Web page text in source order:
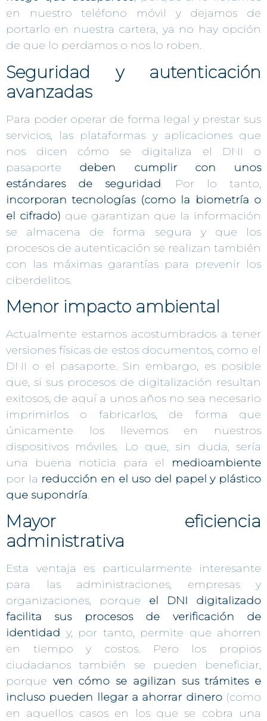
en nuestro teléfono móvil y dejamos de
portarlo en nuestra cartera, ya no hay opción
de que lo perdamos o nos lo roben.
Seguridad y autenticación
avanzadas
Para poder operar de forma legal y prestar sus
servicios, las plataformas y aplicaciones que
nos dicen cómo se digitaliza el DNI o
pasaporte deben cumplir con unos
estándares de seguridad. Por lo tanto,
incorporan tecnologías (como la biometría o
el cifrado) que garantizan que la información
se almacena de forma segura y que los
procesos de autenticación se realizan también
con las máximas garantías para prevenir los
ciberdelitos.
Menor impacto ambiental
Actualmente estamos acostumbrados a tener
versiones físicas de estos documentos, como el
DNI o el pasaporte. Sin embargo, es posible
que, si sus procesos de digitalización resultan
exitosos, de aquí a unos años no sea necesario
imprimirlos o fabricarlos, de forma que
únicamente los llevemos en nuestros
dispositivos móviles. Lo que, sin duda, sería
una buena noticia para el medioambiente
por la reducción en el uso del papel y plástico
que supondría.
Mayor eficiencia
administrativa
Esta ventaja es particularmente interesante
para las administraciones, empresas y
organizaciones, porque el DNI digitalizado
facilita sus procesos de verificación de
identidad y, por tanto, permite que ahorren
en tiempo y costos. Pero los propios
ciudadanos también se pueden beneficiar,
porque ven cómo se agilizan sus trámites e
incluso pueden llegar a ahorrar dinero(como
en aquellos casos en los que se cobra una